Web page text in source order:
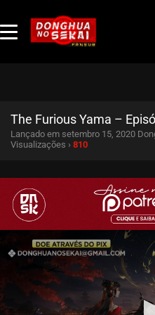
The Furious Yama –
Lançado em setembro 15, 2020
Visualizações › 810